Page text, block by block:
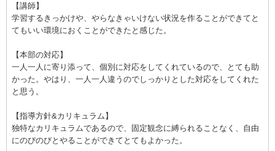
【講師】
学習するきっかけや、やらなきゃいけない状況を作ることができてと
てもいい環境におくことができたと感じた。
【本部の対応】
一人一人に寄り添って、個別に対応をしてくれているので、とても助
かった。やはり、一人一人違うのでしっかりとした対応をしてくれた
と思う。
【指導方針&カリキュラム】
独特なカリキュラムであるので、固定観念に縛られることなく、自由
にのびのびとやることができてとてもよかった。